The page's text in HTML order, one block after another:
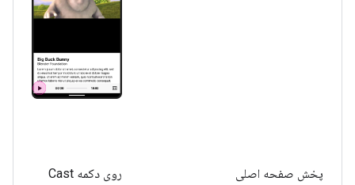
روی دکمه Cast
پخش صفحه اصلی